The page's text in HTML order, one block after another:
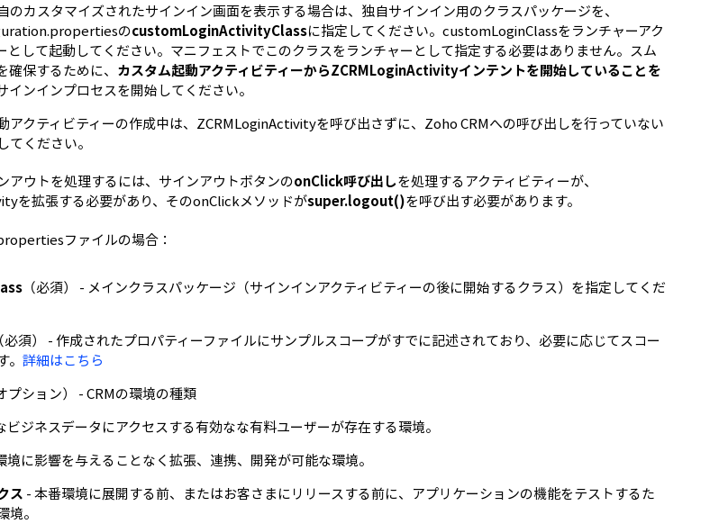
のカスタマイズされたサインイン画面を表示する場合は、独自サインイン用のクラスパッケージを、
のcustomLoginActivityClassに指定してください。customLoginClassをランチャーアク
として起動してください。マニフェストでこのクラスをランチャーとして指定する必要はありません。スム
確保するために、 カスタム起動アクティビティーからZCRMLoginActivityインテントを開始していることを
インインプロセスを開始してください。
アクティビティーの作成中は、ZCRMLoginActivityを呼び出さずに、Zoho CRMへの呼び出しを行っていない
てください。
アウトを処理するには、サインアウトボタンのonClick呼び出しを処理するアクティビティーが、
を拡張する必要があり、そのonClickメソッドがsuper.logout()を呼び出す必要があります。
ファイルの場合：
（必須） - メインクラスパッケージ（サインインアクティビティーの後に開始するクラス）を指定してくだ
（必須） - 作成されたプロパティーファイルにサンプルスコープがすでに記述されており、必要に応じてスコー
。詳細はこちら
プション） - CRMの環境の種類
ビジネスデータにアクセスする有効なな有料ユーザーが存在する環境。
境に影響を与えることなく拡張、連携、開発が可能な環境。
ス - 本番環境に展開する前、またはお客さまにリリースする前に、アプリケーションの機能をテストするた
境。